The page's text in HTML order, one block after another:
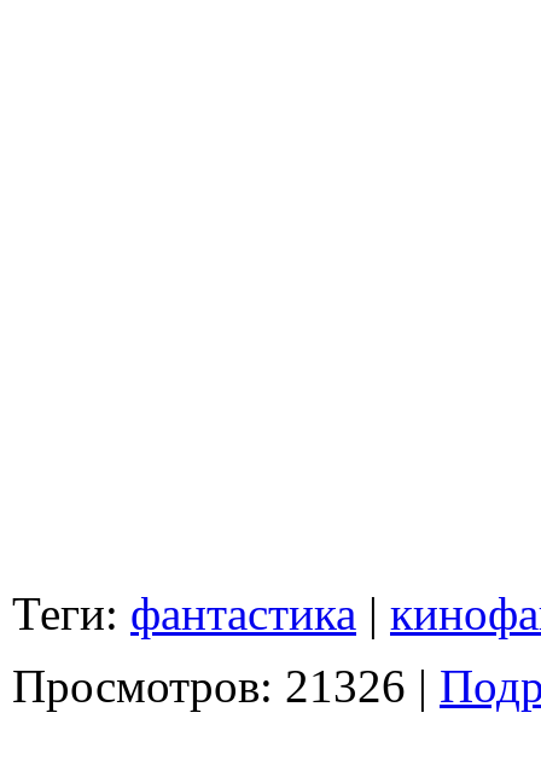
Теги: фантастика |
Просмотров: 21326 |